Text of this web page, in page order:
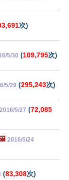
次)
5/30 (109,795次)
5/29 (295,243次)
2016/5/27 (72,085
2016/5/24
(83,308次)